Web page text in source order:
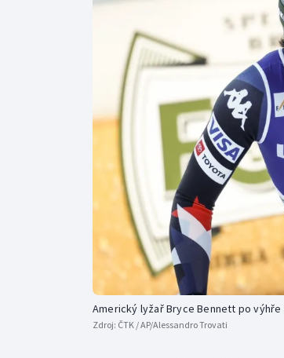
Futsal
Golf
Americký lyžař Bryce Bennett po výhře
Zdroj: ČTK / AP/Alessandro Trovati